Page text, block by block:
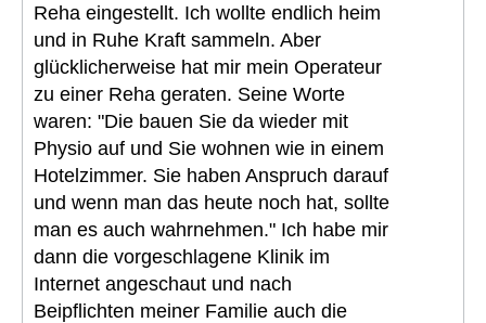
Reha eingestellt. Ich wollte endlich heim
und in Ruhe Kraft sammeln. Aber
glücklicherweise hat mir mein Operateur
zu einer Reha geraten. Seine Worte
waren: "Die bauen Sie da wieder mit
Physio auf und Sie wohnen wie in einem
Hotelzimmer. Sie haben Anspruch darauf
und wenn man das heute noch hat, sollte
man es auch wahrnehmen." Ich habe mir
dann die vorgeschlagene Klinik im
Internet angeschaut und nach
Beipflichten meiner Familie auch die